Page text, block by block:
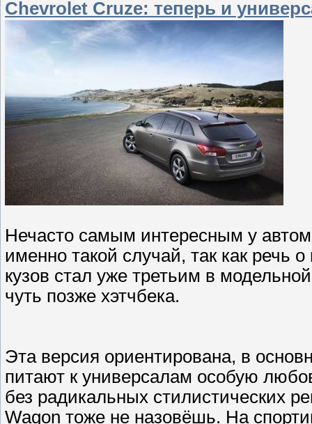
Chevrolet Cruze: теперь и
Нечасто самым интересным у
именно такой случай, так как речь
кузов стал уже третьим в
чуть позже хэтчбека.
Эта версия ориентирована, в
питают к универсалам особую
без радикальных стилистических
Wagon тоже не назовёшь. На